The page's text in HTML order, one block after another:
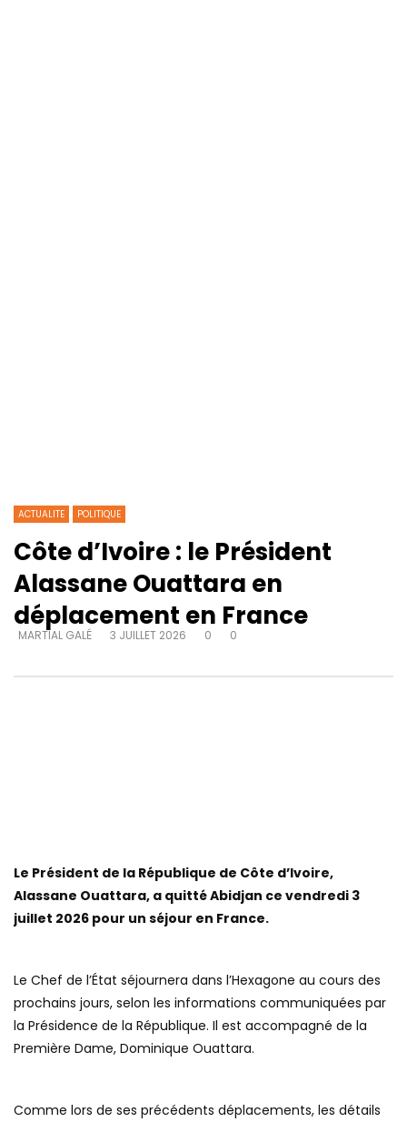
ACTUALITE POLITIQUE
Côte d’Ivoire : le Président
Alassane Ouattara en
déplacement en France
MARTIAL GALÉ 3 JUILLET 2026 0 0
Le Président de la République de Côte d’Ivoire,
Alassane Ouattara, a quitté Abidjan ce vendredi 3
juillet 2026 pour un séjour en France.
Le Chef de l’État séjournera dans l’Hexagone au cours des
prochains jours, selon les informations communiquées par
la Présidence de la République. Il est accompagné de la
Première Dame, Dominique Ouattara.
Comme lors de ses précédents déplacements, les détails